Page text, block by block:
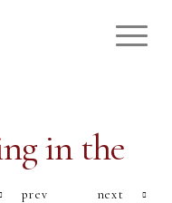
in the
prev next